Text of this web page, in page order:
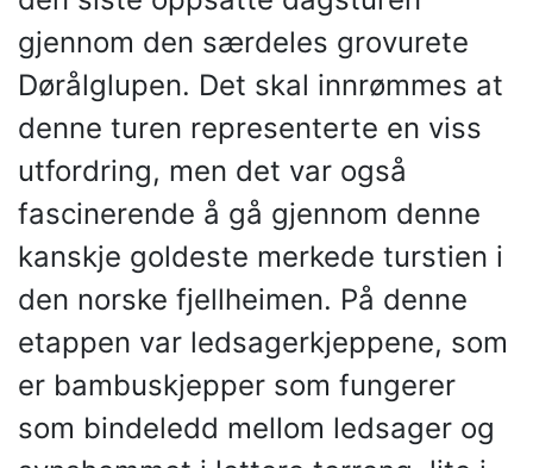
gjennom den særdeles grovurete
Dørålglupen. Det skal innrømmes at
denne turen representerte en viss
utfordring, men det var også
fascinerende å gå gjennom denne
kanskje goldeste merkede turstien i
den norske fjellheimen. På denne
etappen var ledsagerkjeppene, som
er bambuskjepper som fungerer
som bindeledd mellom ledsager og